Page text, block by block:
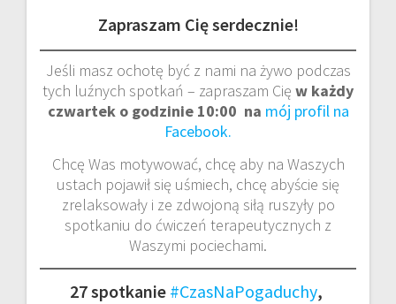
Zapraszam Cię serdecznie!
Jeśli masz ochotę być z nami na żywo podczas
tych luźnych spotkań – zapraszam Cię w każdy
czwartek o godzinie 10:00 na mój profil na
Facebook.
Chcę Was motywować, chcę aby na Waszych
ustach pojawił się uśmiech, chcę abyście się
zrelaksowały i ze zdwojoną siłą ruszyły po
spotkaniu do ćwiczeń terapeutycznych z
Waszymi pociechami.
27 spotkanie #CzasNaPogaduchy,